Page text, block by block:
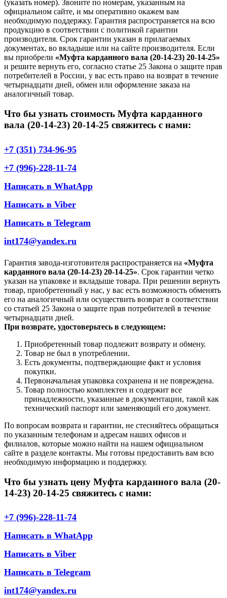
(указать номер). Звоните по номерам, указанным на
официальном сайте, и мы оперативно окажем вам
необходимую поддержку. Гарантия распространяется на всю
продукцию в соответствии с политикой гарантии
производителя. Срок гарантии указан в прилагаемых
документах, во вкладыше или на сайте производителя. Если
вы приобрели «Муфта карданного вала (20-14-23) 20-14-25»
и решите вернуть его, согласно статье 25 Закона о защите прав
потребителей в России, у вас есть право на возврат в течение
четырнадцати дней, обмен или оформление заказа на
аналогичный товар.
Что бы узнать стоимость Муфта карданного
вала (20-14-23) 20-14-25 свяжитесь с нами:
+7 (351) 734-96-95
+7 (996)-228-11-74
Написать в WhatApp
Написать в Viber
Написать в Telegram
int174@yandex.ru
Гарантия завода-изготовителя распространяется на «Муфта
карданного вала (20-14-23) 20-14-25». Срок гарантии четко
указан на упаковке и вкладыше товара. При решении вернуть
товар, приобретенный у нас, у вас есть возможность обменять
его на аналогичный или осуществить возврат в соответствии
со статьей 25 Закона о защите прав потребителей в течение
четырнадцати дней.
При возврате, удостоверьтесь в следующем:
Приобретенный товар подлежит возврату и обмену.
Товар не был в употреблении.
Есть документы, подтверждающие факт и условия
покупки.
Первоначальная упаковка сохранена и не повреждена.
Товар полностью комплектен и содержит все
принадлежности, указанные в документации, такой как
технический паспорт или заменяющий его документ.
По вопросам возврата и гарантии, не стесняйтесь обращаться
по указанным телефонам и адресам наших офисов и
филиалов, которые можно найти на нашем официальном
сайте в разделе контакты. Мы готовы предоставить вам всю
необходимую информацию и поддержку.
Что бы узнать цену Муфта карданного вала (20-
14-23) 20-14-25 свяжитесь с нами:
+7 (996)-228-11-74
Написать в WhatApp
Написать в Viber
Написать в Telegram
int174@yandex.ru